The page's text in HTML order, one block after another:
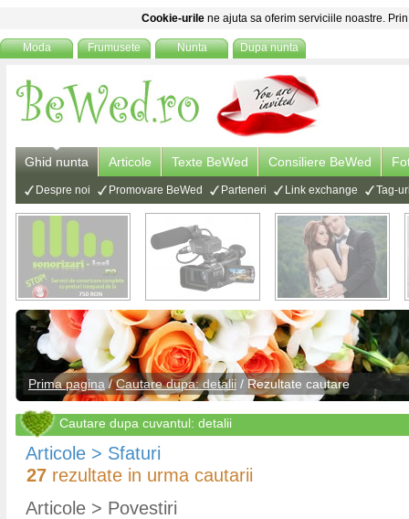
Cookie-urile ne ajuta sa oferim serviciile noastre.
Moda Frumusete Nunta Dupa nunta
Ghid nunta Articole Texte BeWed Consiliere BeWed
Despre noi Promovare BeWed Parteneri Link exchange Tag-
Prima pagina /Cautare dupa: detalii / Rezultate cautare
Cautare dupa cuvantul: detalii
Articole > Sfaturi
27 rezultate in urma cautarii
Articole > Povestiri